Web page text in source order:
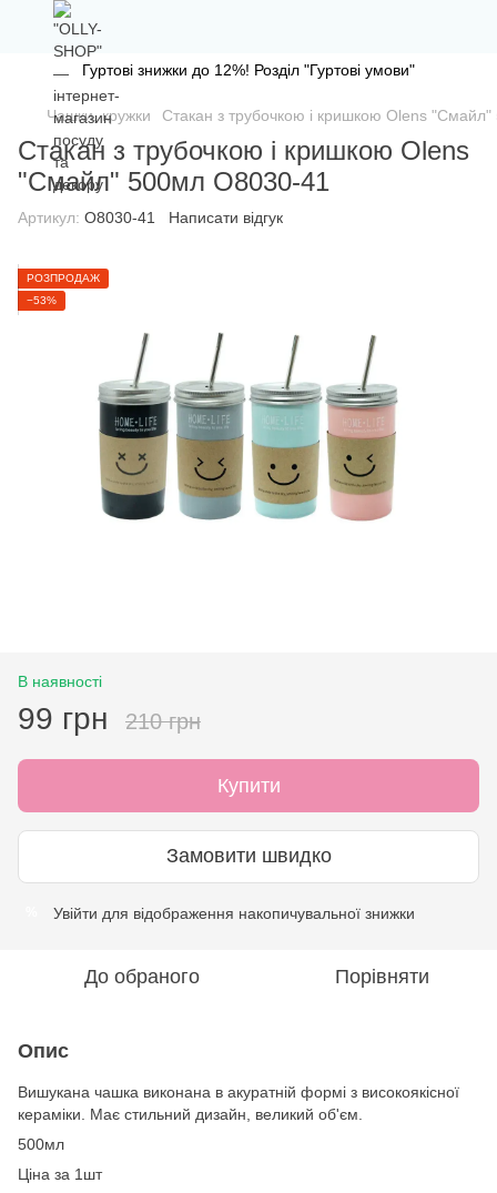
Гуртові знижки до 12%! Розділ "Гуртові умови"
Чашки, кружки Стакан з трубочкою і кришкою Olens
Стакан з трубочкою і кришкою Olens
"Смайл" 500мл O8030-41
Артикул: O8030-41 Написати відгук
РОЗПРОДАЖ
−53%
В наявності
99 грн 210 грн
Купити
Замовити швидко
Увійти для відображення накопичувальної знижки
До обраного Порівняти
Опис
Вишукана чашка виконана в акуратній формі з високоякісної
кераміки. Має стильний дизайн, великий об'єм.
500мл
Ціна за 1шт